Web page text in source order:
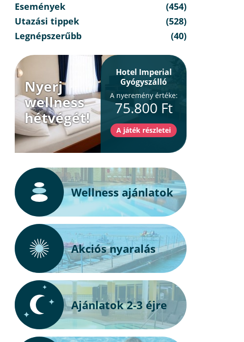
Események
(454)
Utazási tippek
(528)
Legnépszerűbb
(40)
Nyerj
wellness
hétvégét!
Hotel Imperial
Gyógyszálló
A nyeremény értéke:
75.800 Ft
Wellness ajánlatok
Akciós nyaralás
Ajánlatok 2-3 éjre